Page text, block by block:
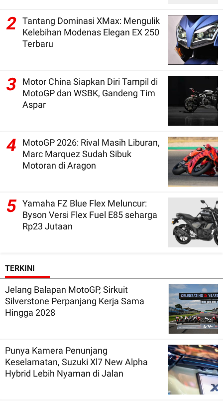
2 Tantang Dominasi XMax: Mengulik
Kelebihan Modenas Elegan EX 250
Terbaru
3
Motor China Siapkan Diri Tampil di
MotoGP dan WSBK, Gandeng Tim
Aspar
4
MotoGP 2026: Rival Masih Liburan,
Marc Marquez Sudah Sibuk
Motoran di Aragon
5 Yamaha FZ Blue Flex Meluncur:
Byson Versi Flex Fuel E85 seharga
Rp23 Jutaan
TERKINI
Jelang Balapan MotoGP, Sirkuit
Silverstone Perpanjang Kerja Sama
Hingga 2028
Punya Kamera Penunjang
Keselamatan, Suzuki Xl7 New Alpha
Hybrid Lebih Nyaman di Jalan